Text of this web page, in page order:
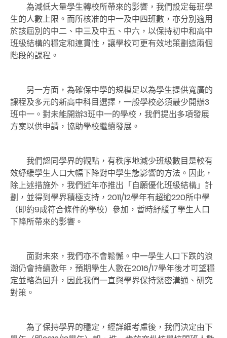
為減低大量學生轉校所帶來的影響，我們設定每班學
生的人數上限。而所核准的中一及中四班數，亦分別適用
於該屆別的中二、中三及中五、中六，以保持初中和高中
班級結構的穩定和連貫性，讓學校可更有效地策劃這兩個
階段的課程。
另一方面，為確保中學的規模足以為學生提供寬廣的
課程及多元的新高中科目選擇，一般學校必須最少開辦3
班中一。對未能開辦3班中一的學校，我們提出多項發展
方案以供申請，協助學校繼續發展。
我們認同學界的觀點，有秩序地減少班級數目是較有
效紓緩學生人口大幅下降對中學生態影響的方法。因此，
除上述措施外，我們近年亦推出「自願優化班級結構」計
劃，並得到學界積極支持，2011/12學年有超逾220所中學
（即約9成符合條件的學校）參加，暫時紓緩了學生人口
下降所帶來的影響。
面對未來，我們亦不會鬆懈。中一學生人口下跌的浪
潮仍會持續數年，預期學生人數在2016/17學年後才可望穩
定並略為回升，因此我們一直與學界保持緊密溝通、研究
對策。
為了保持學界的穩定，經詳細考慮後，我們決定由下